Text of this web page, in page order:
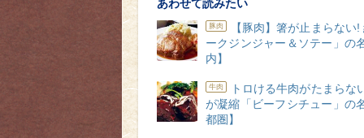
あわせて読みたい
豚肉
【豚肉】箸が止まらない
ークジンジャー＆ソテー」の
内】
牛肉
トロける牛肉がたまらな
が凝縮「ビーフシチュー」の
都圏】